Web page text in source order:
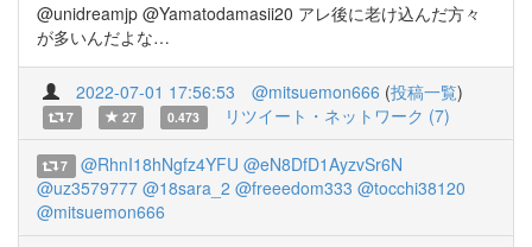
@unidreamjp @Yamatodamasii20 アレ後に老け込んだ方々
が多いんだよな…
2022-07-01 17:56:53 @mitsuemon666 (投稿一覧)
7 27 0.473 リツイート・ネットワーク (7)
7 @RhnI18hNgfz4YFU @eN8DfD1AyzvSr6N
@uz3579777 @18sara_2 @freeedom333 @tocchi38120
@mitsuemon666